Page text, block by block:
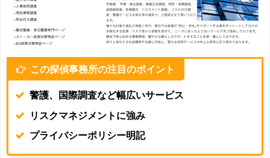
この探偵事務所の注目のポイント
警護、国際調査など幅広いサービス
リスクマネジメントに強み
プライバシーポリシー明記